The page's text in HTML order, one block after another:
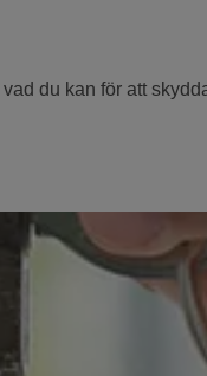
du kan för att